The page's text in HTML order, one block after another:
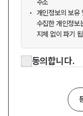
주소
개인정보의 보유
수집한 개인정보
지체 없이 파기
동의합니다.